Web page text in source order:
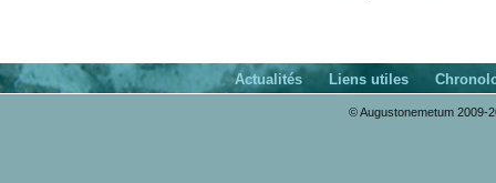
Actualités Liens utiles
© Augustonemetum 2009-